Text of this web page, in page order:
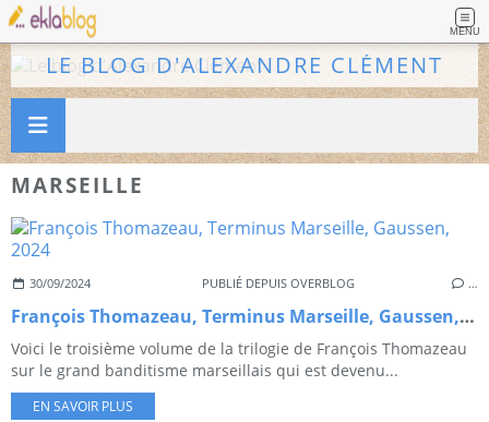
MENU
LE BLOG D'ALEXANDRE CLÉMENT
MARSEILLE
30/09/2024 PUBLIÉ DEPUIS OVERBLOG …
François Thomazeau, Terminus Marseille, Gaussen, 2024
Voici le troisième volume de la trilogie de François Thomazeau
sur le grand banditisme marseillais qui est devenu...
EN SAVOIR PLUS